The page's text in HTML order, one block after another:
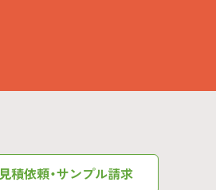
見積依頼・サンプル請求